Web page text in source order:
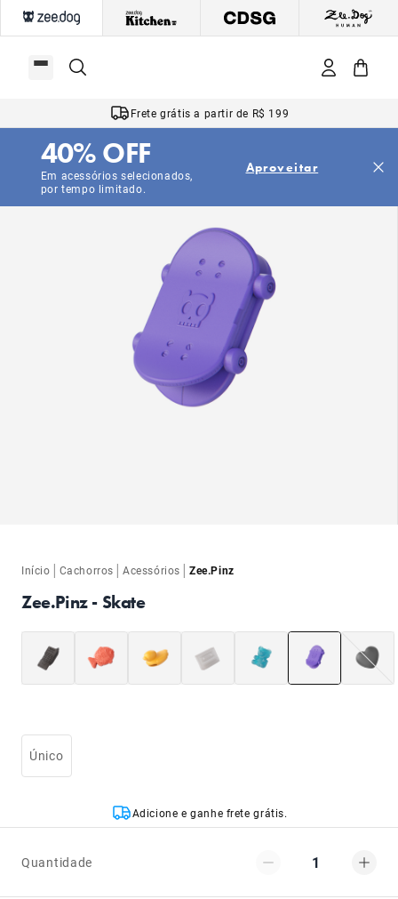
Frete grátis a partir de R$ 199
Em acessórios selecionados,
por tempo limitado.
40% OFF Aproveitar
Início | Cachorros |Acessórios |Zee.Pinz
Zee.Pinz - Skate
Único
Adicione e ganhe frete grátis.
Quantidade 1